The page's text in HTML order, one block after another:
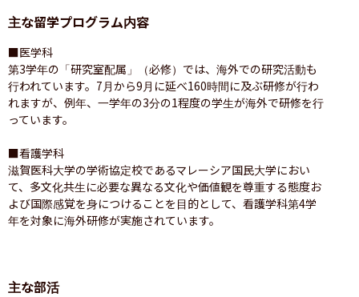
主な留学プログラム内容
■医学科
第3学年の「研究室配属」（必修）では、海外での研究活動も
行われています。7月から9月に延べ160時間に及ぶ研修が行わ
れますが、例年、一学年の3分の1程度の学生が海外で研修を行
っています。
■看護学科
滋賀医科大学の学術協定校であるマレーシア国民大学におい
て、多文化共生に必要な異なる文化や価値観を尊重する態度お
よび国際感覚を身につけることを目的として、看護学科第4学
年を対象に海外研修が実施されています。
主な部活